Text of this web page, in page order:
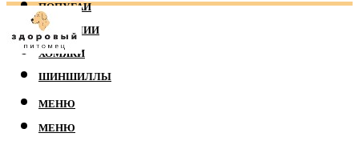
ПОПУГАИ
РЕПТИЛИИ
ХОМЯКИ
ШИНШИЛЛЫ
МЕНЮ
МЕНЮ